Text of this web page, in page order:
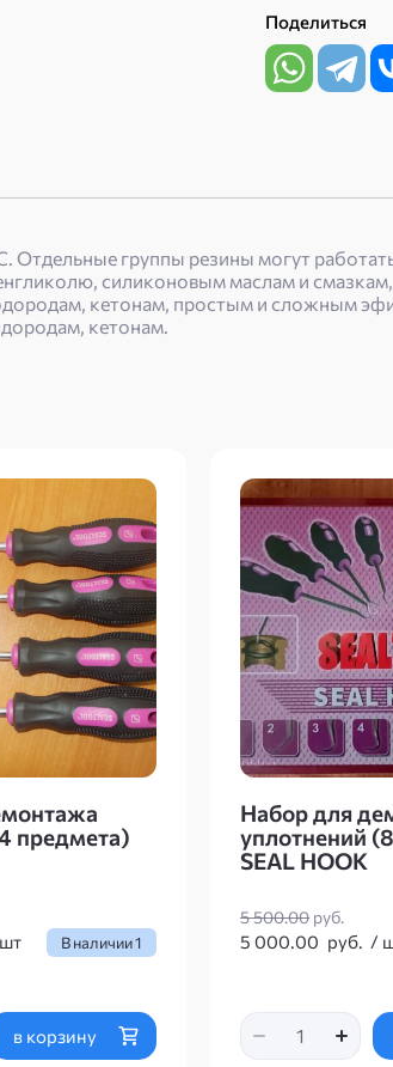
Поделиться
Отдельные группы резины могут
силиконовым маслам и смазкам,
кетонам, простым и сложным
кетонам.
предмета)
В наличии1
шт
в корзину
Набор для
уплотнений
SEAL HOOK
5 500.00 руб.
5 000.00 руб. /